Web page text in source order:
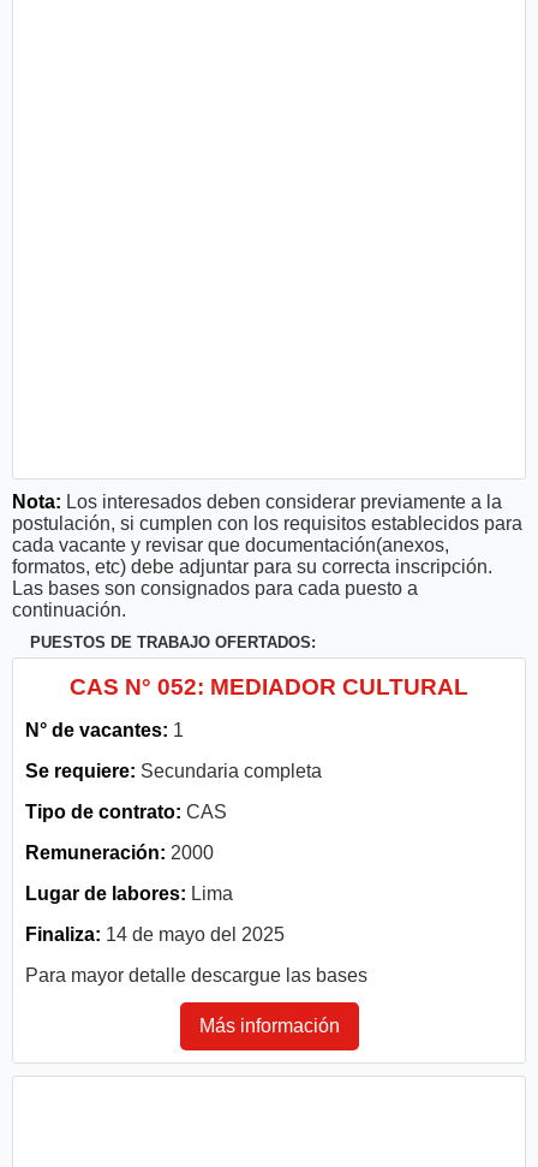
Nota: Los interesados deben considerar previamente a la
postulación, si cumplen con los requisitos establecidos para
cada vacante y revisar que documentación(anexos,
formatos, etc) debe adjuntar para su correcta inscripción.
Las bases son consignados para cada puesto a
continuación.
PUESTOS DE TRABAJO OFERTADOS:
CAS N° 052: MEDIADOR CULTURAL
N° de vacantes: 1
Se requiere: Secundaria completa
Tipo de contrato: CAS
Remuneración: 2000
Lugar de labores: Lima
Finaliza: 14 de mayo del 2025
Para mayor detalle descargue las bases
Más información